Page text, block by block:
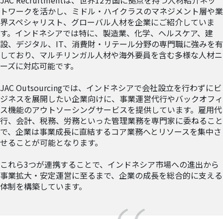
トワークを活かし、ミドル・ハイクラスのマネジメント層や業
界スペシャリスト、グローバル人材を企業にご紹介していま
す。インドネシアでは特に、製造業、化学、ヘルスケア、建
設、デジタル、IT、消費財・リテール分野の専門職に強みを有
しており、マルチリンガル人材や海外要員を含む多様な人材ニ
ーズに対応可能です。
JAC Outsourcingでは、インドネシアで会社設立を行わずにビ
ジネスを展開したい企業向けに、事業運営代行やバックオフィ
ス機能のアウトソーシングサービスを提供しています。雇用代
行、会計、税務、労務といった管理業務を専門家に委ねること
で、企業は事業成長に直結するコア業務へとリソースを集中さ
せることが可能となります。
これら3つが連携することで、インドネシア市場への進出から
事業拡大・安定運営に至るまで、企業の成長を総合的に支える
体制を構築しています。